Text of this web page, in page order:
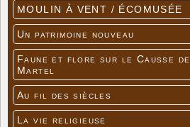
MOULIN À VENT / ÉCOMUSÉE
Un patrimoine nouveau
Faune et flore sur le Causse de
Martel
Au fil des siècles
La vie religieuse